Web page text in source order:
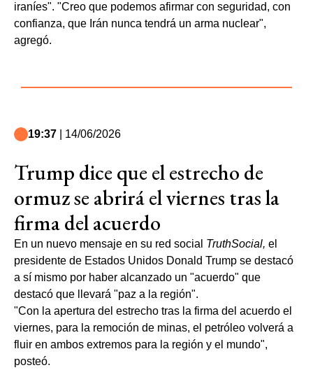
iraníes". "Creo que podemos afirmar con seguridad, con
confianza, que Irán nunca tendrá un arma nuclear",
agregó.
19:37 | 14/06/2026
Trump dice que el estrecho de
ormuz se abrirá el viernes tras la
firma del acuerdo
En un nuevo mensaje en su red social TruthSocial, el
presidente de Estados Unidos Donald Trump se destacó
a sí mismo por haber alcanzado un "acuerdo" que
destacó que llevará "paz a la región".
"Con la apertura del estrecho tras la firma del acuerdo el
viernes, para la remoción de minas, el petróleo volverá a
fluir en ambos extremos para la región y el mundo",
posteó.